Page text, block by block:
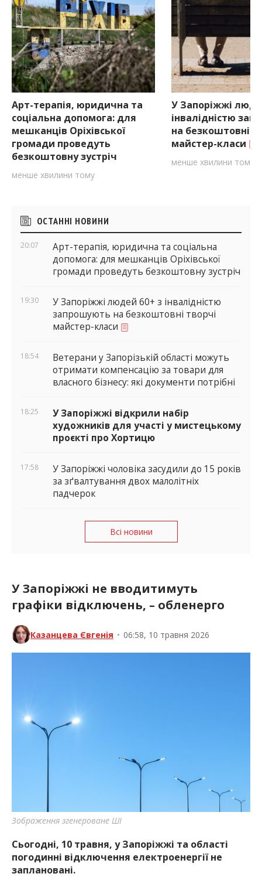
Арт-терапія, юридична та
соціальна допомога: для
мешканців Оріхівської
громади проведуть
безкоштовну зустріч
менше хвилини тому
У Запоріжжі
інвалідністю
на безкоштовні
майстер-класи
менше хвилини тому
Бічні
віджети
ОСТАННІ НОВИНИ
20:07
Арт-терапія, юридична та соціальна
допомога: для мешканців Оріхівської
громади проведуть безкоштовну зустріч
19:30
У Запоріжжі людей 60+ з інвалідністю
запрошують на безкоштовні творчі
майстер-класи
18:54
Ветерани у Запорізькій області можуть
отримати компенсацію за товари для
власного бізнесу: які документи потрібні
18:25
У Запоріжжі відкрили набір
художників для участі у мистецькому
проєкті про Хортицю
17:58
У Запоріжжі чоловіка засудили до 15 років
за зґвалтування двох малолітніх
падчерок
Всі новини
У Запоріжжі не вводитимуть
графіки відключень, – обленерго
Казанцева Євгенія • 06:58, 10 травня 2026
Зображення згенероване ШІ
Сьогодні, 10 травня, у Запоріжжі та області
погодинні відключення електроенергії не
заплановані.